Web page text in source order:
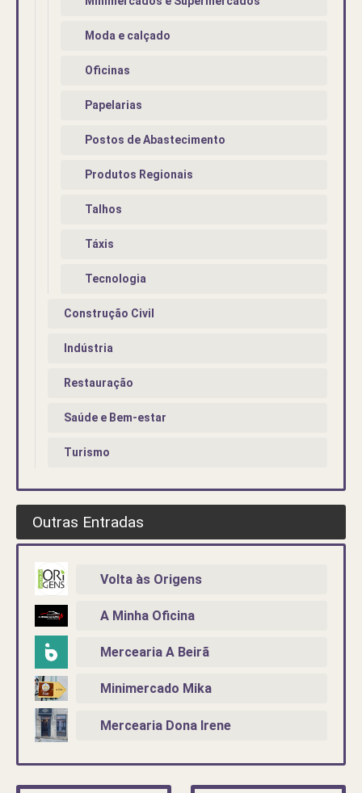
Moda e calçado
Oficinas
Papelarias
Postos de Abastecimento
Produtos Regionais
Talhos
Táxis
Tecnologia
Construção Civil
Indústria
Restauração
Saúde e Bem-estar
Turismo
Outras Entradas
Volta às Origens
A Minha Oficina
Mercearia A Beirã
Minimercado Mika
Mercearia Dona Irene